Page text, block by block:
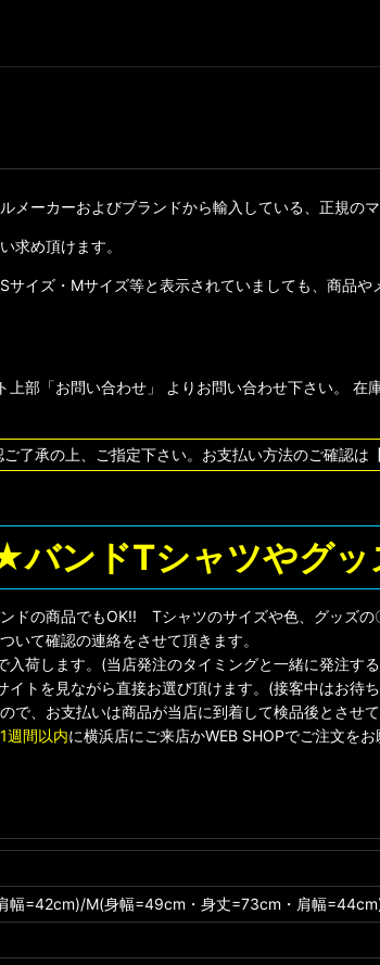
メーカーおよびブランドから輸入している、正規のマ
求め頂けます。
サイズ・Mサイズ等と表示されていましても、商品
部「お問い合わせ」 よりお問い合わせ下さい。 在
ご了承の上、ご指定下さい。お支払い方法のご確認は
バンドTシャツやグ
ドの商品でもOK!! Tシャツのサイズや色、グッズの
いて確認の連絡をさせて頂きます。
入荷します。(当店発注のタイミングと一緒に発注す
イトを見ながら直接お選び頂けます。(接客中はお待
、お支払いは商品が当店に到着して検品後とさせて
1週間以内に横浜店にご来店かWEB SHOPでご注文をお
幅=42cm)/M(身幅=49cm・身丈=73cm・肩幅